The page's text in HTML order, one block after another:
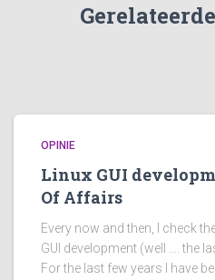
OPINIE
Linux GUI
Of Affairs
Every now and then, I check
GUI development (well …. the
For the last few years I have